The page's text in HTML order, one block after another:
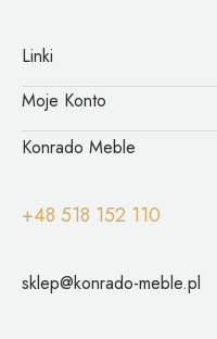
Linki
Moje Konto
Konrado Meble
+48 518 152 110
sklep@konrado-meble.pl